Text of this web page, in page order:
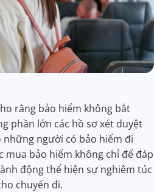
rằng bảo hiểm không bắt
phần lớn các hồ sơ xét duyệt
những người có bảo hiểm đi
mua bảo hiểm không chỉ để đáp
động thể hiện sự nghiêm túc
chuyến đi.